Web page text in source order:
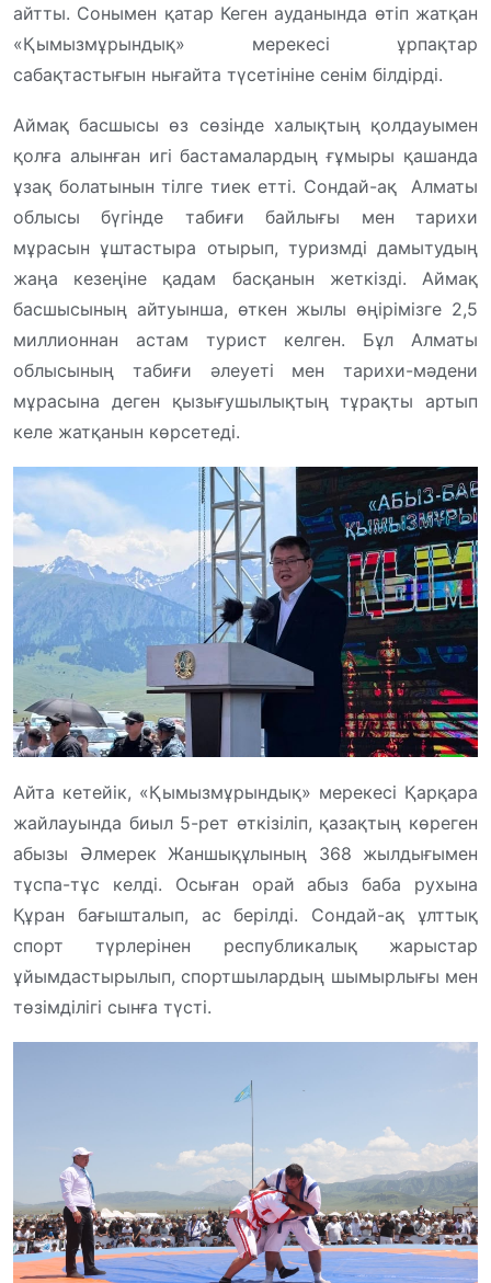
айтты. Сонымен қатар Кеген ауданында өтіп жатқан
«Қымызмұрындық» мерекесі ұрпақтар
сабақтастығын нығайта түсетініне сенім білдірді.
Аймақ басшысы өз сөзінде халықтың қолдауымен
қолға алынған игі бастамалардың ғұмыры қашанда
ұзақ болатынын тілге тиек етті. Сондай-ақ Алматы
облысы бүгінде табиғи байлығы мен тарихи
мұрасын ұштастыра отырып, туризмді дамытудың
жаңа кезеңіне қадам басқанын жеткізді. Аймақ
басшысының айтуынша, өткен жылы өңірімізге 2,5
миллионнан астам турист келген. Бұл Алматы
облысының табиғи əлеуеті мен тарихи-мəдени
мұрасына деген қызығушылықтың тұрақты артып
келе жатқанын көрсетеді.
Айта кетейік, «Қымызмұрындық» мерекесі Қарқара
жайлауында биыл 5-рет өткізіліп, қазақтың көреген
абызы Əлмерек Жаншықұлының 368 жылдығымен
тұспа-тұс келді. Осыған орай абыз баба рухына
Құран бағышталып, ас берілді. Сондай-ақ ұлттық
спорт түрлерінен республикалық жарыстар
ұйымдастырылып, спортшылардың шымырлығы мен
төзімділігі сынға түсті.